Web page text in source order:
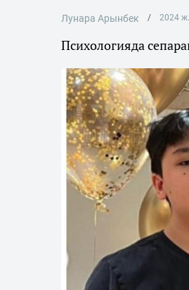
Лунара Арынбек 2024
Психологияда